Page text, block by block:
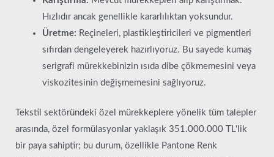
Hızlıdır ancak genellikle kararlılıktan yoksundur.
Üretme: Reçineleri, plastikleştiricileri ve pigmentleri
sıfırdan dengeleyerek hazırlıyoruz. Bu sayede kumaş
serigrafi mürekkebinizin ısıda dibe çökmemesini veya
viskozitesinin değişmemesini sağlıyoruz.
Tekstil sektöründeki özel mürekkeplere yönelik tüm talepler
arasında, özel formülasyonlar yaklaşık 351.000.000 TL'lik
bir paya sahiptir; bu durum, özellikle Pantone Renk